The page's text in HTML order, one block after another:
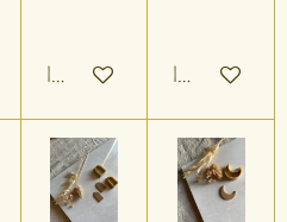
In winkelwagen In winkelwagen